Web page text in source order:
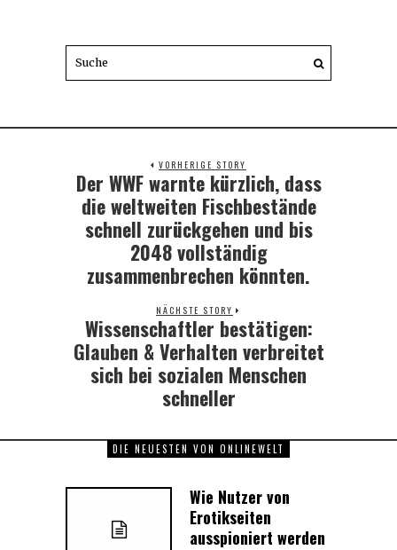
VORHERIGE STORY
Previous
post:
Der WWF warnte kürzlich, dass
die weltweiten Fischbestände
schnell zurückgehen und bis
2048 vollständig
zusammenbrechen könnten.
NÄCHSTE STORY
Next
post:
Wissenschaftler bestätigen:
Glauben & Verhalten verbreitet
sich bei sozialen Menschen
schneller
DIE NEUESTEN VON ONLINEWELT
Wie Nutzer von
Erotikseiten
ausspioniert werden